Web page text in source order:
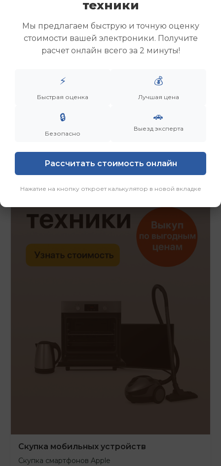
Скупка ноутбуков
Скупка игровых ноутбуков
Скупка рабочих ноутбуков
Скупка старых ноутбуков (б/у)
Скупка роутеров и сетевого оборудования
Скупка мобильных устройств
Скупка смартфонов Apple
техники
Мы предлагаем быструю и точную оценку
стоимости вашей электроники. Получите
расчет онлайн всего за 2 минуты!
⚡
Быстрая оценка
💰
Лучшая цена
🔒
Безопасно
🚗
Выезд эксперта
Рассчитать стоимость онлайн
Нажатие на кнопку откроет калькулятор в новой вкладке